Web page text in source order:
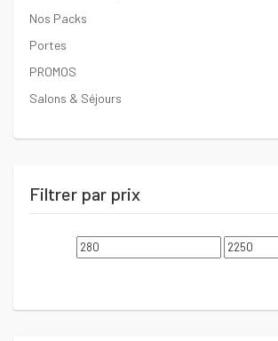
Nos Packs
Portes
PROMOS
Salons & Séjours
Filtrer par prix
Prix
min
Prix
max